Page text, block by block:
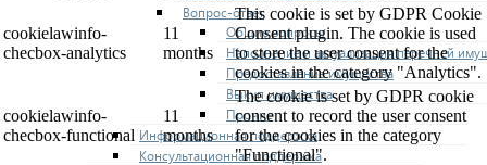
Вопрос-ответ
Общие вопросы
Наполнение и актуализация перечней
Предоставление имущества
Выкуп имущества
Прочие
Информационная поддержка
Консультационная поддержка
cookielawinfo-
checbox-analytics
11
months
This cookie is set by GDPR Cookie
Consent plugin. The cookie is used
to store the user consent for the
cookies in the category "Analytics".
cookielawinfo-
checbox-functional
11
months
The cookie is set by GDPR cookie
consent to record the user consent
for the cookies in the category
"Functional".